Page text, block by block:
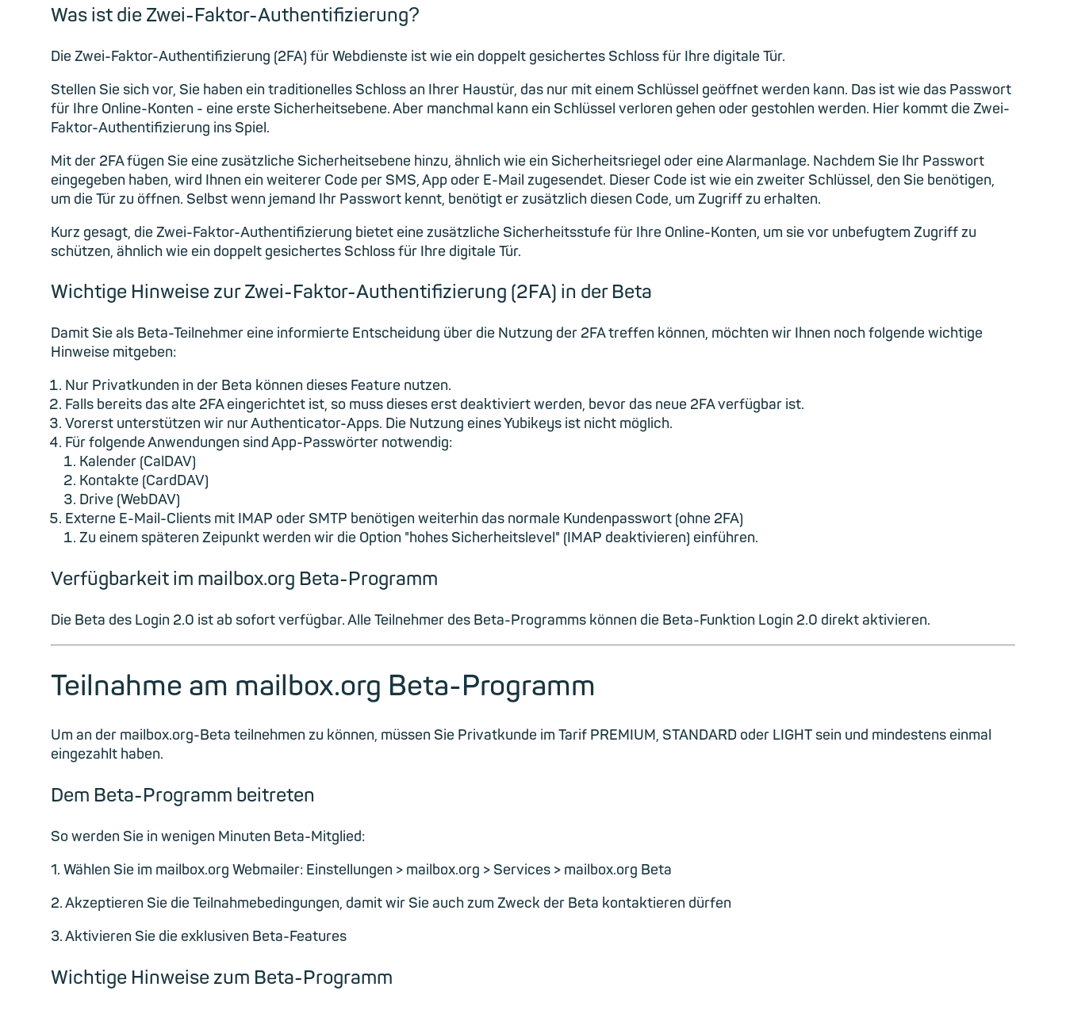
Was ist die Zwei-Faktor-Authentifizierung?
Die Zwei-Faktor-Authentifizierung (2FA) für Webdienste ist wie ein doppelt gesichertes Schloss für Ihre digitale Tür.
Stellen Sie sich vor, Sie haben ein traditionelles Schloss an Ihrer Haustür, das nur mit einem Schlüssel geöffnet werden kann. Das ist wie das Passwort
für Ihre Online-Konten - eine erste Sicherheitsebene. Aber manchmal kann ein Schlüssel verloren gehen oder gestohlen werden. Hier kommt die Zwei-
Faktor-Authentifizierung ins Spiel.
Mit der 2FA fügen Sie eine zusätzliche Sicherheitsebene hinzu, ähnlich wie ein Sicherheitsriegel oder eine Alarmanlage. Nachdem Sie Ihr Passwort
eingegeben haben, wird Ihnen ein weiterer Code per SMS, App oder E-Mail zugesendet. Dieser Code ist wie ein zweiter Schlüssel, den Sie benötigen,
um die Tür zu öffnen. Selbst wenn jemand Ihr Passwort kennt, benötigt er zusätzlich diesen Code, um Zugriff zu erhalten.
Kurz gesagt, die Zwei-Faktor-Authentifizierung bietet eine zusätzliche Sicherheitsstufe für Ihre Online-Konten, um sie vor unbefugtem Zugriff zu
schützen, ähnlich wie ein doppelt gesichertes Schloss für Ihre digitale Tür.
Wichtige Hinweise zur Zwei-Faktor-Authentifizierung (2FA) in der Beta
Damit Sie als Beta-Teilnehmer eine informierte Entscheidung über die Nutzung der 2FA treffen können, möchten wir Ihnen noch folgende wichtige
Hinweise mitgeben:
Nur Privatkunden in der Beta können dieses Feature nutzen.
Falls bereits das alte 2FA eingerichtet ist, so muss dieses erst deaktiviert werden, bevor das neue 2FA verfügbar ist.
Vorerst unterstützen wir nur Authenticator-Apps. Die Nutzung eines Yubikeys ist nicht möglich.
Für folgende Anwendungen sind App-Passwörter notwendig:
Kalender (CalDAV)
Kontakte (CardDAV)
Drive (WebDAV)
Externe E-Mail-Clients mit IMAP oder SMTP benötigen weiterhin das normale Kundenpasswort (ohne 2FA)
Zu einem späteren Zeipunkt werden wir die Option "hohes Sicherheitslevel" (IMAP deaktivieren) einführen.
Verfügbarkeit im mailbox.org Beta-Programm
Die Beta des Login 2.0 ist ab sofort verfügbar. Alle Teilnehmer des Beta-Programms können die Beta-Funktion Login 2.0 direkt aktivieren.
Teilnahme am mailbox.org Beta-Programm
Um an der mailbox.org-Beta teilnehmen zu können, müssen Sie Privatkunde im Tarif PREMIUM, STANDARD oder LIGHT sein und mindestens einmal
eingezahlt haben.
Dem Beta-Programm beitreten
So werden Sie in wenigen Minuten Beta-Mitglied:
1. Wählen Sie im mailbox.org Webmailer: Einstellungen > mailbox.org > Services > mailbox.org Beta
2. Akzeptieren Sie die Teilnahmebedingungen, damit wir Sie auch zum Zweck der Beta kontaktieren dürfen
3. Aktivieren Sie die exklusiven Beta-Features
Wichtige Hinweise zum Beta-Programm